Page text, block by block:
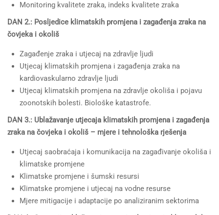
Monitoring kvalitete zraka, indeks kvalitete zraka
DAN 2.: Posljedice klimatskih promjena i zagađenja zraka na
čovjeka i okoliš
Zagađenje zraka i utjecaj na zdravlje ljudi
Utjecaj klimatskih promjena i zagađenja zraka na
kardiovaskularno zdravlje ljudi
Utjecaj klimatskih promjena na zdravlje okoliša i pojavu
zoonotskih bolesti. Biološke katastrofe.
DAN 3.: Ublažavanje utjecaja klimatskih promjena i zagađenja
zraka na čovjeka i okoliš – mjere i tehnološka rješenja
Utjecaj saobraćaja i komunikacija na zagađivanje okoliša i
klimatske promjene
Klimatske promjene i šumski resursi
Klimatske promjene i utjecaj na vodne resurse
Mjere mitigacije i adaptacije po analiziranim sektorima